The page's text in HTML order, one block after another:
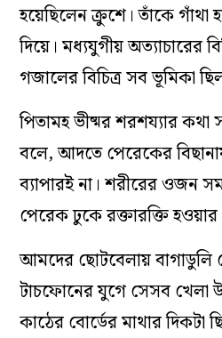
হয়েছিলেন ক্রুশে। তাঁকে
দিয়ে। মধ্যযুগীয় অত্যাচারের
গজালের বিচিত্র সব ভূমিকা
পিতামহ ভীষ্মর শরশয্যার কথা
বলে, আদতে পেরেকের
ব্যাপারই না। শরীরের ওজন
পেরেক ঢুকে রক্তারক্তি
আমদের ছোটবেলায়
টাচফোনের যুগে সেসব খেলা
কাঠের বোর্ডের মাথার দিকটা